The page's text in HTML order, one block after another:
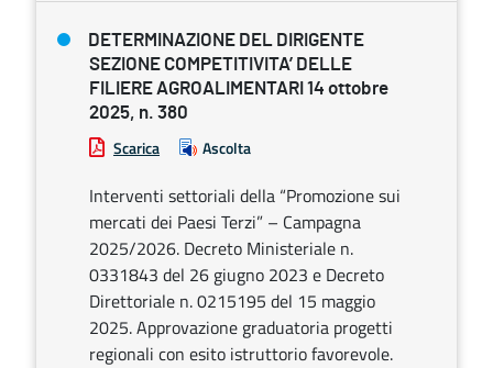
DETERMINAZIONE DEL DIRIGENTE
SEZIONE COMPETITIVITA’ DELLE
FILIERE AGROALIMENTARI 14 ottobre
2025, n. 380
Scarica Ascolta
Interventi settoriali della “Promozione sui
mercati dei Paesi Terzi” – Campagna
2025/2026. Decreto Ministeriale n.
0331843 del 26 giugno 2023 e Decreto
Direttoriale n. 0215195 del 15 maggio
2025. Approvazione graduatoria progetti
regionali con esito istruttorio favorevole.